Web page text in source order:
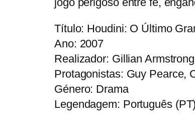
Título: Houdini: O Último
Ano: 2007
Realizador: Gillian Armstrong
Protagonistas: Guy Pearce,
Género: Drama
Legendagem: Português